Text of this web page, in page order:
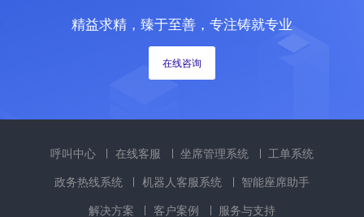
精益求精，臻于至善，专注铸就专业
在线咨询
呼叫中心 在线客服 坐席管理系统
工单系统
政务热线系统
机器人客服系统
智能座席助手
解决方案
客户案例 服务与支持